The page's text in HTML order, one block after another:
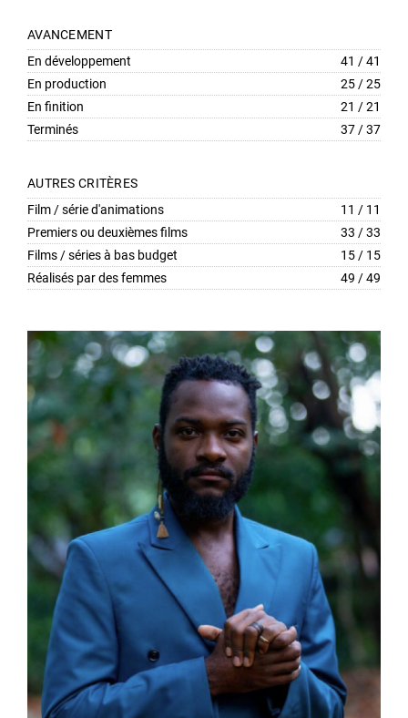
AVANCEMENT
En développement
41 / 41
En production
25 / 25
En finition
21 / 21
Terminés
37 / 37
AUTRES CRITÈRES
Film / série d'animations
11 / 11
Premiers ou deuxièmes films
33 / 33
Films / séries à bas budget
15 / 15
Réalisés par des femmes
49 / 49